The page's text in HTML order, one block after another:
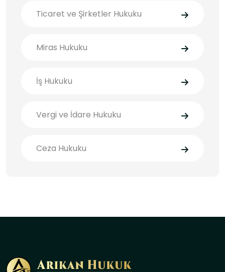
Ticaret ve Şirketler Hukuku
Miras Hukuku
İş Hukuku
Vergi ve İdare Hukuku
Ceza Hukuku